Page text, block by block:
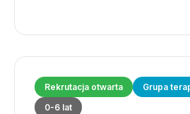
Rekrutacja otwarta
Grupa
0-6 lat